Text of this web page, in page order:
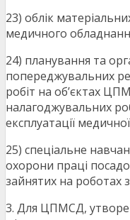
23) облік
медичного
24) планування та
попереджувальних
робіт на об’єктах
налагоджувальних
експлуатації
25) спеціальне
охорони праці
зайнятих на
3. Для ЦПМСД,